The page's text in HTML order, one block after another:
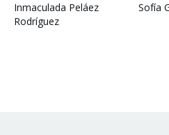
Inmaculada Peláez
Rodríguez
Sofía